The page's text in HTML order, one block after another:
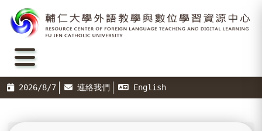
2026/8/7 連絡我們 English